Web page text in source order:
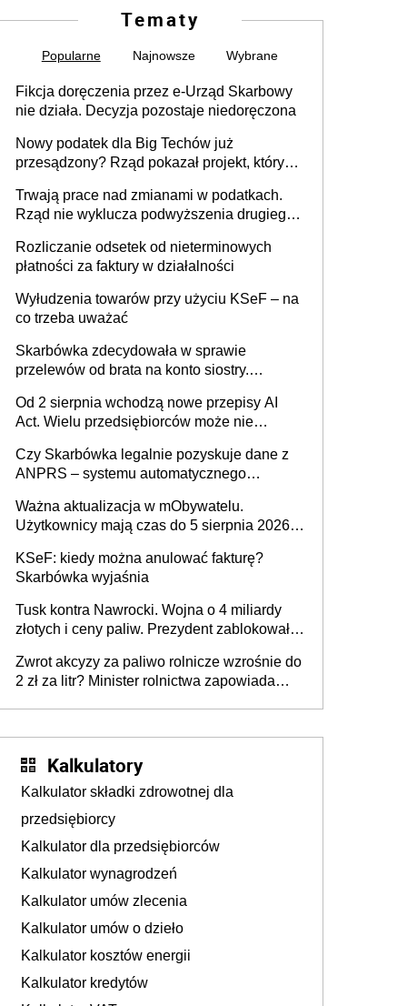
Tematy
Popularne Najnowsze Wybrane
Fikcja doręczenia przez e-Urząd Skarbowy
nie działa. Decyzja pozostaje niedoręczona
Nowy podatek dla Big Techów już
przesądzony? Rząd pokazał projekt, który
Trwają prace nad zmianami w podatkach.
Rząd nie wyklucza podwyższenia drugiego
Rozliczanie odsetek od nieterminowych
płatności za faktury w działalności
Wyłudzenia towarów przy użyciu KSeF – na
co trzeba uważać
Skarbówka zdecydowała w sprawie
przelewów od brata na konto siostry.
darowizna, ale podatku jednak nie będzie
Od 2 sierpnia wchodzą nowe przepisy AI
Act. Wielu przedsiębiorców może nie
Czy Skarbówka legalnie pozyskuje dane z
ANPRS – systemu automatycznego
pojazdów z kamer drogowych?
Ważna aktualizacja w mObywatelu.
Użytkownicy mają czas do 5 sierpnia 2026
KSeF: kiedy można anulować fakturę?
Skarbówka wyjaśnia
Tusk kontra Nawrocki. Wojna o 4 miliardy
złotych i ceny paliw. Prezydent zablokował
wymierzonym we wszystkich polskich
kierowców”
Zwrot akcyzy za paliwo rolnicze wzrośnie do
2 zł za litr? Minister rolnictwa zapowiada
Kalkulatory
Kalkulator składki zdrowotnej dla
przedsiębiorcy
Kalkulator dla przedsiębiorców
Kalkulator wynagrodzeń
Kalkulator umów zlecenia
Kalkulator umów o dzieło
Kalkulator kosztów energii
Kalkulator kredytów